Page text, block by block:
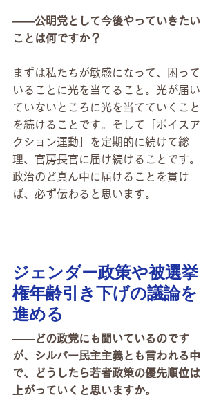
――公明党として今後やっていきたい
ことは何ですか？
まずは私たちが敏感になって、困って
いることに光を当てること。光が届い
ていないところに光を当てていくこと
を続けることです。そして「ボイスア
クション運動」を定期的に続けて総
理、官房長官に届け続けることです。
政治のど真ん中に届けることを貫け
ば、必ず伝わると思います。
ジェンダー政策や被選挙
権年齢引き下げの議論を
進める
――どの政党にも聞いているのです
が、シルバー民主主義とも言われる中
で、どうしたら若者政策の優先順位は
上がっていくと思いますか。